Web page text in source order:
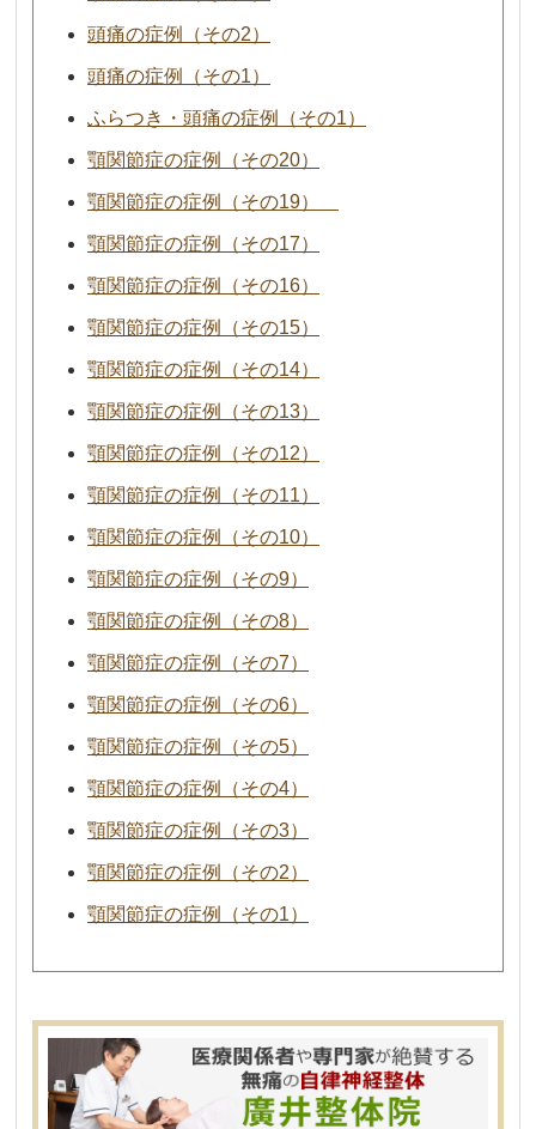
頭痛の症例（その2）
頭痛の症例（その1）
ふらつき・頭痛の症例（その1）
顎関節症の症例（その20）
顎関節症の症例（その19）
顎関節症の症例（その17）
顎関節症の症例（その16）
顎関節症の症例（その15）
顎関節症の症例（その14）
顎関節症の症例（その13）
顎関節症の症例（その12）
顎関節症の症例（その11）
顎関節症の症例（その10）
顎関節症の症例（その9）
顎関節症の症例（その8）
顎関節症の症例（その7）
顎関節症の症例（その6）
顎関節症の症例（その5）
顎関節症の症例（その4）
顎関節症の症例（その3）
顎関節症の症例（その2）
顎関節症の症例（その1）